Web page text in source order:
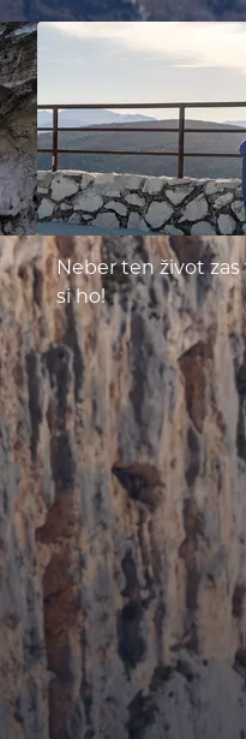
Neber ten život zas
si ho!